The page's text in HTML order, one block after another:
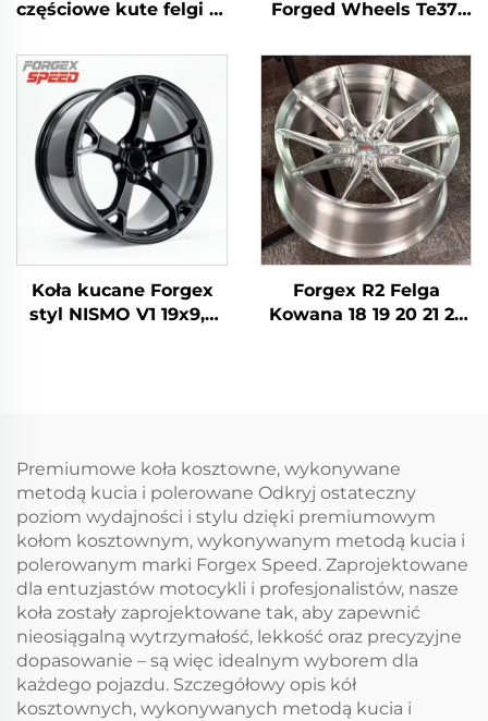
częściowe kute felgi 18
polerowane 5x114.3 do
Lexus IS300 Nissan
350Z 370Z GS300 S13
R32
Forged Wheels Te37,
samochodu
wyścigowego 17 18 19
20 cali 5x114.3
aluminium, kute
obręcze na
zamówienie do Nissan
370Z 350Z Toyota
Honda
Koła kucane Forgex
styl NISMO V1 19x9,5
Forgex R2 Felga
Kowana 18 19 20 21 22
Premiumowe koła kosztowne, wykonywane
metodą kucia i polerowane Odkryj ostateczny
poziom wydajności i stylu dzięki premiumowym
kołom kosztownym, wykonywanym metodą kucia i
polerowanym marki Forgex Speed. Zaprojektowane
dla entuzjastów motocykli i profesjonalistów, nasze
koła zostały zaprojektowane tak, aby zapewnić
nieosiągalną wytrzymałość, lekkość oraz precyzyjne
dopasowanie – są więc idealnym wyborem dla
każdego pojazdu. Szczegółowy opis kół
kosztownych, wykonywanych metodą kucia i